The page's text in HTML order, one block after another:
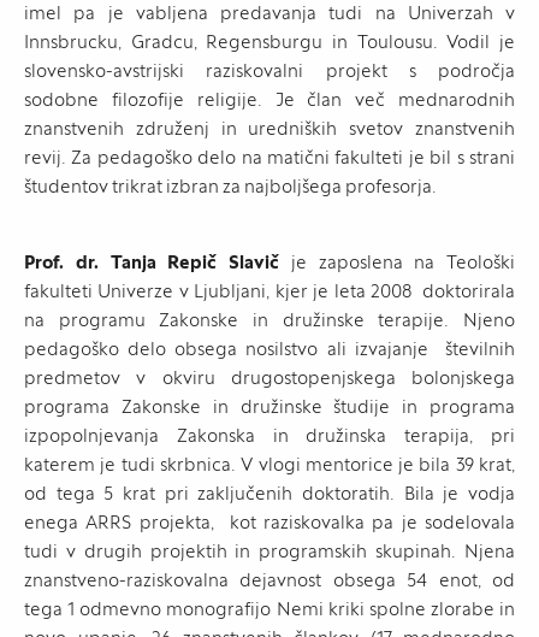
imel pa je vabljena predavanja tudi na Univerzah v
Innsbrucku, Gradcu, Regensburgu in Toulousu. Vodil je
slovensko-avstrijski raziskovalni projekt s področja
sodobne filozofije religije. Je član več mednarodnih
znanstvenih združenj in uredniških svetov znanstvenih
revij. Za pedagoško delo na matični fakulteti je bil s strani
študentov trikrat izbran za najboljšega profesorja.
Prof. dr. Tanja Repič Slavič je zaposlena na Teološki
fakulteti Univerze v Ljubljani, kjer je leta 2008 doktorirala
na programu Zakonske in družinske terapije. Njeno
pedagoško delo obsega nosilstvo ali izvajanje številnih
predmetov v okviru drugostopenjskega bolonjskega
programa Zakonske in družinske študije in programa
izpopolnjevanja Zakonska in družinska terapija, pri
katerem je tudi skrbnica. V vlogi mentorice je bila 39 krat,
od tega 5 krat pri zaključenih doktoratih. Bila je vodja
enega ARRS projekta, kot raziskovalka pa je sodelovala
tudi v drugih projektih in programskih skupinah. Njena
znanstveno-raziskovalna dejavnost obsega 54 enot, od
tega 1 odmevno monografijo Nemi kriki spolne zlorabe in